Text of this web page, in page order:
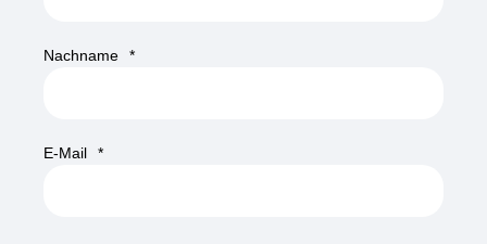
Nachname *
E-Mail *